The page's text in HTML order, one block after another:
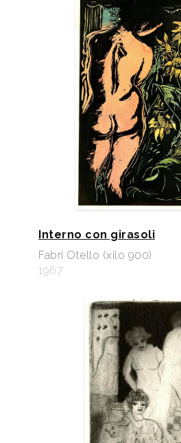
Interno con girasoli
Fabri Otello (xilo 900)
1967